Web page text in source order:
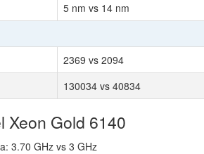
5 nm vs 14 nm
2369 vs 2094
130034 vs 40834
Xeon Gold 6140
3.70 GHz vs 3 GHz